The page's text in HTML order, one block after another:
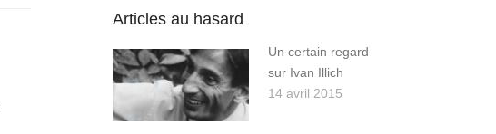
Articles au hasard
Un certain regard
sur Ivan Illich
14 avril 2015